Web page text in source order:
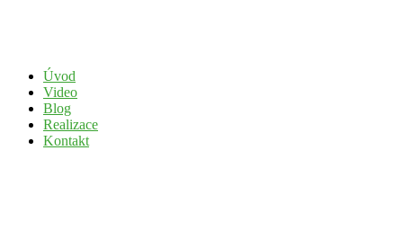
Úvod
Video
Blog
Realizace
Kontakt